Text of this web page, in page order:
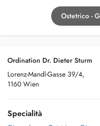
Ostetrico -
Ordination Dr. Dieter Sturm
Lorenz-Mandl-Gasse 39/4,
1160 Wien
Specialità